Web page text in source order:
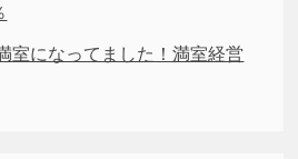
室になってました！満室経営